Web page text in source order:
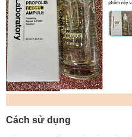
Cách sử dụng